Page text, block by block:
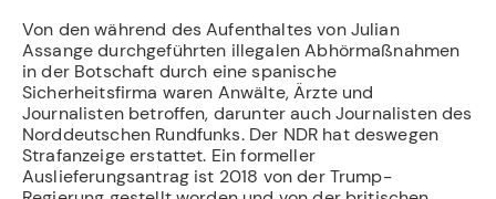
Von den während des Aufenthaltes von Julian
Assange durchgeführten illegalen Abhörmaßnahmen
in der Botschaft durch eine spanische
Sicherheitsfirma waren Anwälte, Ärzte und
Journalisten betroffen, darunter auch Journalisten des
Norddeutschen Rundfunks. Der NDR hat deswegen
Strafanzeige erstattet. Ein formeller
Auslieferungsantrag ist 2018 von der Trump-